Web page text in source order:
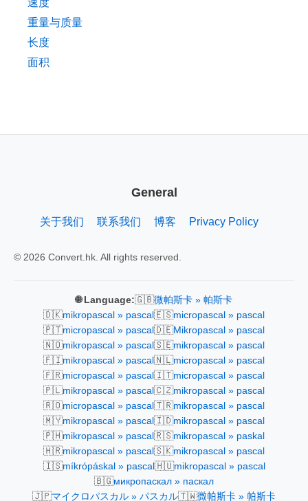
速度
重量与质量
长度
面积
General
关于我们 联系我们 博客 Privacy Policy
© 2026 Convert.hk. All rights reserved.
🌐 Language:🇬🇧微帕斯卡 » 帕斯卡
🇩🇰mikropascal » pascal 🇪🇸micropascal » pascal
🇵🇹micropascal » pascal 🇩🇪Mikropascal » pascal
🇳🇴mikropascal » pascal 🇸🇪mikropascal » pascal
🇫🇮mikropascal » pascal 🇳🇱micropascal » pascal
🇫🇷micropascal » pascal 🇮🇹micropascal » pascal
🇵🇱mikropascal » pascal 🇨🇿mikropascal » pascal
🇷🇴micropascal » pascal 🇹🇷mikropascal » pascal
🇲🇾mikropascal » pascal 🇮🇩mikropascal » pascal
🇵🇭mikropascal » pascal 🇷🇸mikropascal » paskal
🇭🇷mikropascal » pascal 🇸🇰mikropascal » pascal
🇮🇸míkrópáskal » pascal 🇭🇺mikropascal » pascal
🇧🇬микропаскал » паскал
🇯🇵マイクロパスカル » パスカル🇹🇼微帕斯卡 » 帕斯卡